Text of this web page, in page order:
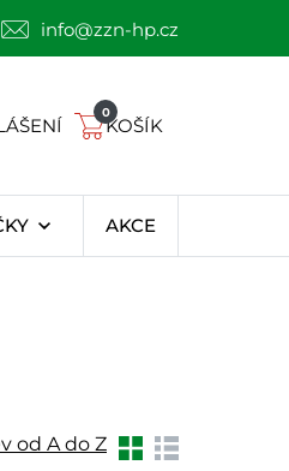
info@zzn-hp.cz
0
KOŠÍK
AKCE
od A do Z